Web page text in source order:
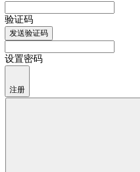
验证码
发送验证码
设置密码
注册